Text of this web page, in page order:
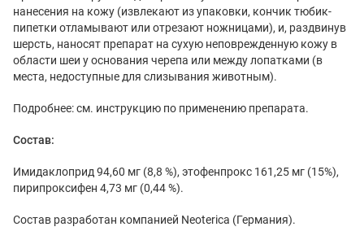
нанесения на кожу (извлекают из упаковки, кончик тюбик-
пипетки отламывают или отрезают ножницами), и, раздвинув
шерсть, наносят препарат на сухую неповрежденную кожу в
области шеи у основания черепа или между лопатками (в
места, недоступные для слизывания животным).
Подробнее: см. инструкцию по применению препарата.
Состав:
Имидаклоприд 94,60 мг (8,8 %), этофенпрокс 161,25 мг (15%),
пирипроксифен 4,73 мг (0,44 %).
Состав разработан компанией Neoterica (Германия).